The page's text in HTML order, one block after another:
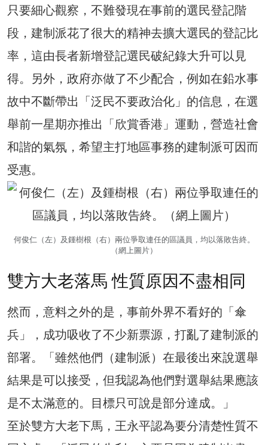
只要細心觀察，不難發現在事前的選民登記階
段，建制派花了很大的精神去擴大選民的登記比
率，這由長者新增登記選民破紀錄大升可以見
得。另外，政府亦做了不少配合，例如在鉛水事
故中不斷帶出「泛民不要政治化」的信息，在選
舉前一星期亦推出「欣賞香港」運動，營造社會
和諧的氣氛，希望主打地區事務的建制派可因而
受惠。
何俊仁（左）及鍾樹根（右）兩位爭取連任的區議員，均以落敗告終。
（網上圖片）
雙方大老落馬 性質原因不盡相同
然而，意料之外的是，事前外界不看好的「傘
兵」，成功吸收了不少新票源，打亂了建制派的
部署。「雖然他們（建制派）在最後出來說選舉
結果是可以接受，但我認為他們對選舉結果應該
是不太滿意的。目標只可說是部分達成。」
至於雙方大老下馬，王永平認為要分清楚性質不